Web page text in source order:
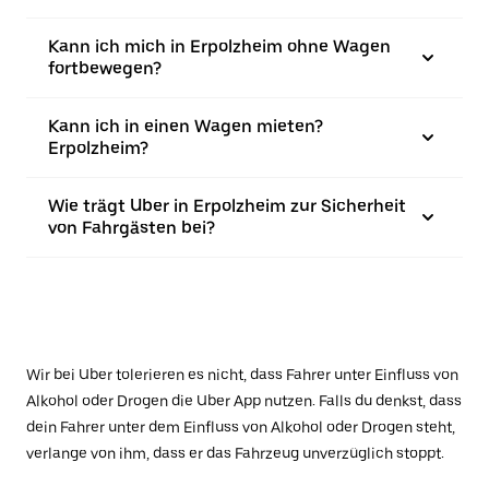
Kann ich mich in Erpolzheim ohne Wagen
fortbewegen?
Kann ich in einen Wagen mieten?
Erpolzheim?
Wie trägt Uber in Erpolzheim zur Sicherheit
von Fahrgästen bei?
Wir bei Uber tolerieren es nicht, dass Fahrer unter Einfluss von
Alkohol oder Drogen die Uber App nutzen. Falls du denkst, dass
dein Fahrer unter dem Einfluss von Alkohol oder Drogen steht,
verlange von ihm, dass er das Fahrzeug unverzüglich stoppt.